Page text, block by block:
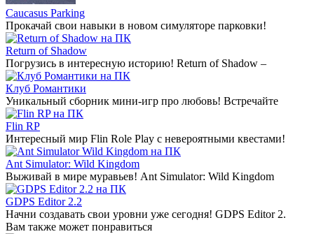
Caucasus Parking
Прокачай свои навыки в новом симуляторе парковки!
Return of Shadow
Погрузись в интересную историю! Return of Shadow –
Клуб Романтики
Уникальный сборник мини-игр про любовь! Встречайте
Flin RP
Интересный мир Flin Role Play с невероятными квестами!
Ant Simulator: Wild Kingdom
Выживай в мире муравьев! Ant Simulator: Wild Kingdom
GDPS Editor 2.2
Начни создавать свои уровни уже сегодня! GDPS Editor 2.
Вам также может понравиться